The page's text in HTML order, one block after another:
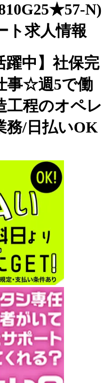
N)
ト求人情報
躍中】社保完
事☆週5で働
程のオペレ
務/日払いOK